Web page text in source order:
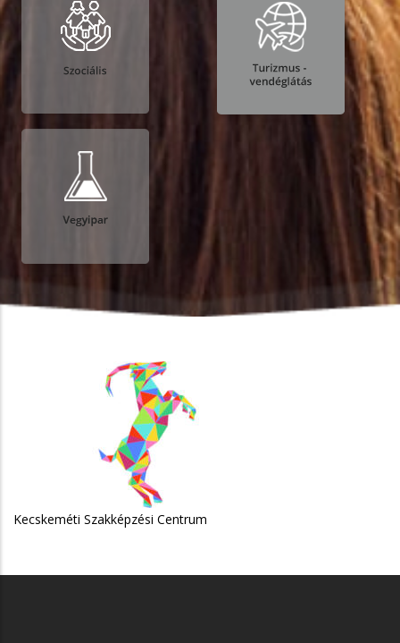
Szakképzési Centrum